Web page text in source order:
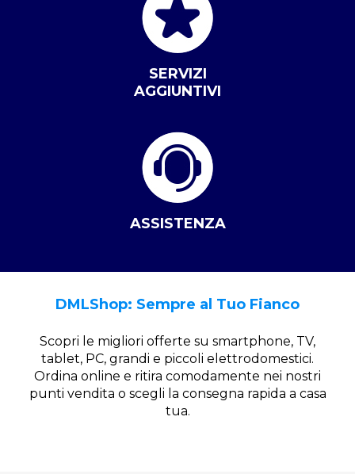
SERVIZI
AGGIUNTIVI
ASSISTENZA
DMLShop: Sempre al Tuo Fianco
Scopri le migliori offerte su smartphone, TV,
tablet, PC, grandi e piccoli elettrodomestici.
Ordina online e ritira comodamente nei nostri
punti vendita o scegli la consegna rapida a casa
tua.